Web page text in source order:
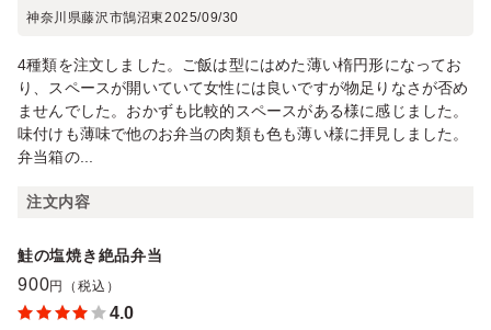
神奈川県藤沢市鵠沼東2025/09/30
4種類を注文しました。ご飯は型にはめた薄い楕円形になってお
り、スペースが開いていて女性には良いですが物足りなさが否め
ませんでした。おかずも比較的スペースがある様に感じました。
味付けも薄味で他のお弁当の肉類も色も薄い様に拝見しました。
弁当箱の...
注文内容
鮭の塩焼き絶品弁当
900円（税込）
4.0